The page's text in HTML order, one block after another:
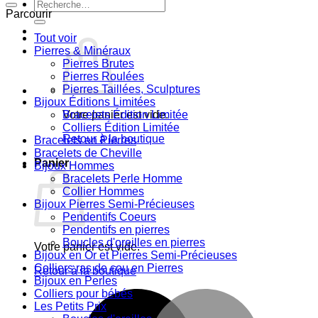
Recherche
pour :
Votre panier est vide.
Retour à la boutique
Panier
Votre panier est vide.
Retour à la boutique
Parcourir
Tout voir
Pierres & Minéraux
Pierres Brutes
Pierres Roulées
Pierres Taillées, Sculptures
Bijoux Éditions Limitées
Bracelets Édition Limitée
Colliers Édition Limitée
Bracelets en Pierres
Bracelets de Cheville
Bijoux Hommes
Bracelets Perle Homme
Collier Hommes
Bijoux Pierres Semi-Précieuses
Pendentifs Coeurs
Pendentifs en pierres
Boucles d'oreilles en pierres
Bijoux en Or et Pierres Semi-Précieuses
Colliers ras de cou en Pierres
Bijoux en Perles
Colliers pour bébés
Les Petits Prix